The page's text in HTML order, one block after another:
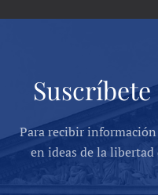
Para recibir
en ideas de la